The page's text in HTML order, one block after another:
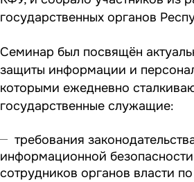
государственных органов
Семинар был посвящён
защиты информации и
которыми ежедневно
государственные служащие:
требования
информационной
сотрудников органов власти